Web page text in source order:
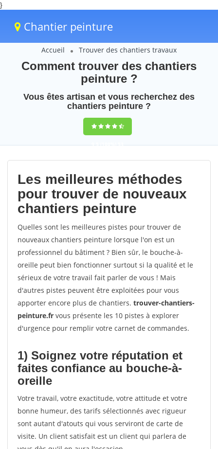
}
Chantier peinture
Accueil Trouver des chantiers travaux
Comment trouver des chantiers
peinture ?
Vous êtes artisan et vous recherchez des
chantiers peinture ?
9,5(100%)53
votes
Les meilleures méthodes
pour trouver de nouveaux
chantiers peinture
Quelles sont les meilleures pistes pour trouver de
nouveaux chantiers peinture lorsque l'on est un
professionnel du bâtiment ? Bien sûr, le bouche-à-
oreille peut bien fonctionner surtout si la qualité et le
sérieux de votre travail fait parler de vous ! Mais
d'autres pistes peuvent être exploitées pour vous
apporter encore plus de chantiers. trouver-chantiers-
peinture.fr vous présente les 10 pistes à explorer
d'urgence pour remplir votre carnet de commandes.
1) Soignez votre réputation et
faites confiance au bouche-à-
oreille
Votre travail, votre exactitude, votre attitude et votre
bonne humeur, des tarifs sélectionnés avec rigueur
sont autant d'atouts qui vous serviront de carte de
visite. Un client satisfait est un client qui parlera de